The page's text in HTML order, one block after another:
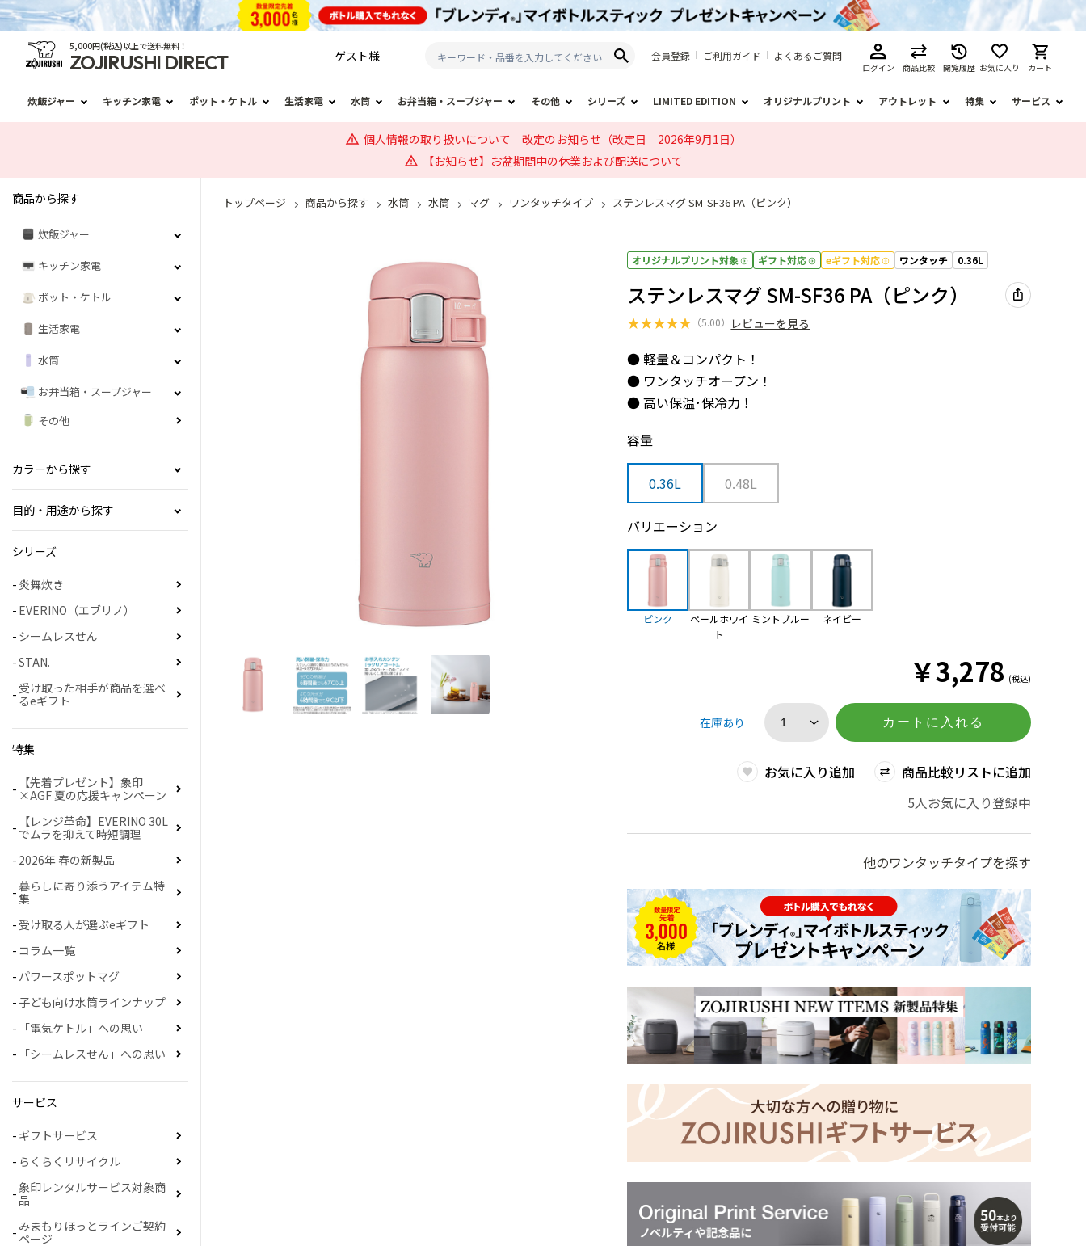
5,000円(税込)以上で送料無料！
ZOJIRUSHI DIRECT ゲスト様 会員登録 ご利用ガイド よくあるご質問
ログイン 商品比較 閲覧履歴 お気に入り カート
炊飯ジャー キッチン家電 ポット・ケトル 生活家電 水筒 お弁当箱・スープジャー その他 シリーズ LIMITED EDITION オリジナルプリント アウトレット 特集 サービス
個人情報の取り扱いについて 改定のお知らせ（改定日 2026年9月1日）
【お知らせ】お盆期間中の休業および配送について
トップページ 商品から探す 水筒 水筒 マグ ワンタッチタイプ ステンレスマグ SM-SF36 PA（ピンク）
オリジナルプリント対象 ギフト対応 eギフト対応 ワンタッチ 0.36L
ステンレスマグ SM-SF36 PA（ピンク）
★★★★★ （5.00） レビューを見る
● 軽量＆コンパクト！
● ワンタッチオープン！
● 高い保温･保冷力！
容量
0.36L 0.48L
バリエーション
ピンク
ペールホワイ
ト
ミントブルー ネイビー
￥3,278 (税込)
在庫あり カートに入れる
お気に入り追加
商品比較リストに追加
5人お気に入り登録中
他のワンタッチタイプを探す
商品から探す
炊飯ジャー
キッチン家電
ポット・ケトル
生活家電
水筒
お弁当箱・スープジャー
その他
カラーから探す
目的・用途から探す
シリーズ
炎舞炊き
EVERINO（エブリノ）
シームレスせん
STAN.
受け取った相手が商品を選べ
るeギフト
特集
【先着プレゼント】象印
×AGF 夏の応援キャンペーン
【レンジ革命】EVERINO 30L
でムラを抑えて時短調理
2026年 春の新製品
暮らしに寄り添うアイテム特
集
受け取る人が選ぶeギフト
コラム一覧
パワースポットマグ
子ども向け水筒ラインナップ
「電気ケトル」への思い
「シームレスせん」への思い
サービス
ギフトサービス
らくらくリサイクル
象印レンタルサービス対象商
品
みまもりほっとラインご契約
ページ